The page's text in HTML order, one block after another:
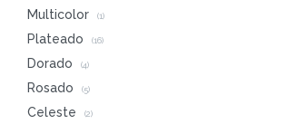
Multicolor (1)
Plateado (16)
Dorado (4)
Rosado (5)
Celeste (2)